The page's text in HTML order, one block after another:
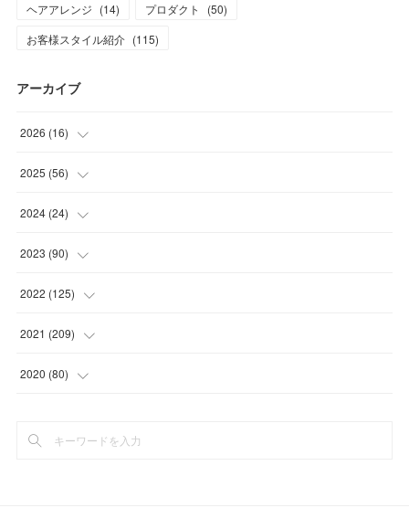
ヘアアレンジ (14) プロダクト (50)
お客様スタイル紹介 (115)
アーカイブ
2026 (16)
(1
(1
(7
(7)
2025 (56)
(5
(11 )
(17
(15
2024 (24)
(1
(1)
(2)
(9
2023 (90)
(12
(17
(16 )
(1)
2022 (125)
(8)
(11 )
(15
2021 (209)
(9
(
2020 (80)
(